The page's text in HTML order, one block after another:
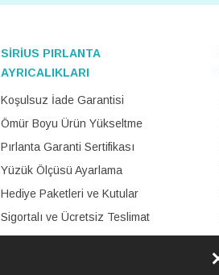
SİRİUS PIRLANTA
AYRICALIKLARI
Koşulsuz İade Garantisi
Ömür Boyu Ürün Yükseltme
Pırlanta Garanti Sertifikası
Yüzük Ölçüsü Ayarlama
Hediye Paketleri ve Kutular
Sigortalı ve Ücretsiz Teslimat